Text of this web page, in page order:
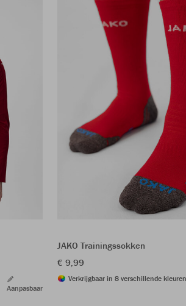
Aanpasbaar
JAKO Trainingssokken
€ 9,99
Verkrijgbaar in 8 verschillende kleuren